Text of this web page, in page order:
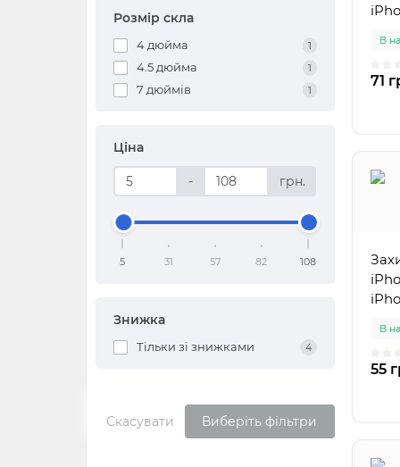
Розмір скла
4 дюйма 1
4.5 дюйма 1
7 дюймів 1
Ціна
- грн.
5 31 57 82 108
Знижка
Тільки зі знижками 4
Скасувати Виберіть фільтри
В
71
В
55